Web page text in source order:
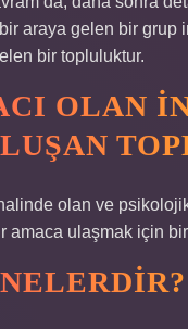
araya gelen bir grup
bir topluluktur.
OLAN
olan ve
amaca ulaşmak için